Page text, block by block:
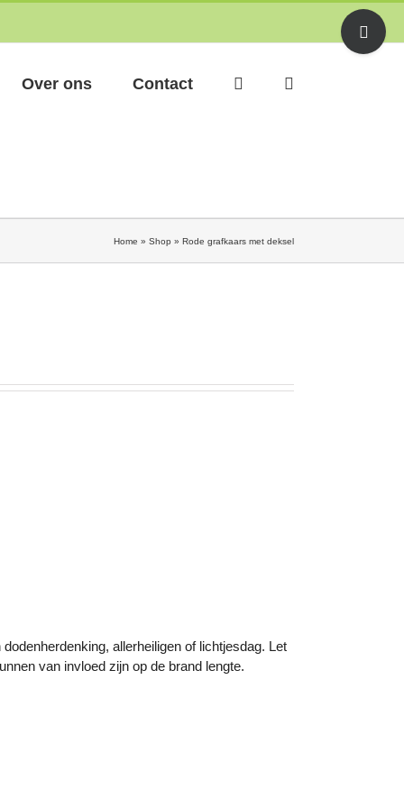
Over ons Contact
Home » Shop » Rode grafkaars met deksel
allerheiligen of lichtjesdag. Let
van invloed zijn op de brand lengte.
Toggle
Sliding
Bar